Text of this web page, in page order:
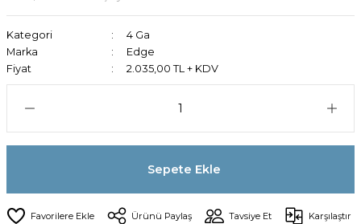
Kategori
4 Ga
Marka
Edge
Fiyat
2.035,00 TL + KDV
Sepete Ekle
Ürünü Paylaş Tavsiye Et Karşılaştır